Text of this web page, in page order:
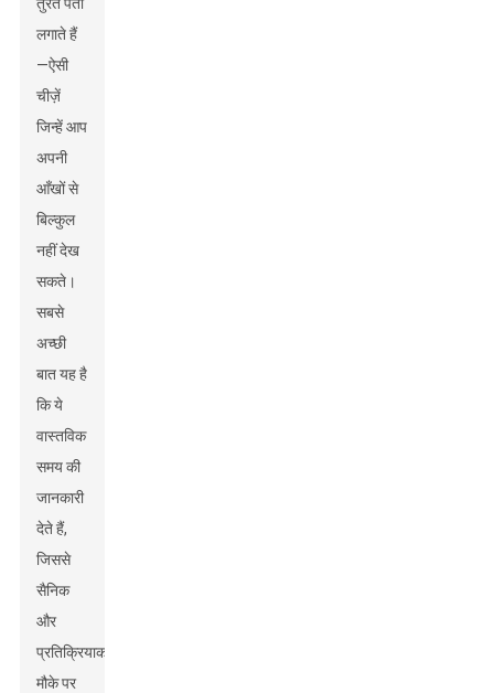
लगाते हैं
—ऐसी
चीज़ें
जिन्हें आप
अपनी
आँखों से
बिल्कुल
नहीं देख
सकते।
सबसे
अच्छी
बात यह है
कि ये
वास्तविक
समय की
जानकारी
देते हैं,
जिससे
सैनिक
और
प्रतिक्रियाकर्ता
मौके पर